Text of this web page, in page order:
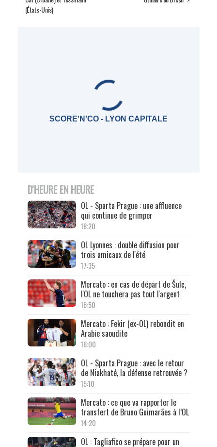
(États-Unis)
SCORE'N'CO - LYON CAPITALE
D'HEURE EN HEURE
OL - Sparta Prague : une affluence
qui continue de grimper
18:20
OL Lyonnes : double diffusion pour
trois amicaux de l'été
17:35
Mercato : en cas de départ de Šulc,
l'OL ne touchera pas tout l'argent
16:50
Mercato : Fekir (ex-OL) rebondit en
Arabie saoudite
16:00
OL - Sparta Prague : avec le retour
de Niakhaté, la défense retrouvée ?
15:10
Mercato : ce que va rapporter le
transfert de Bruno Guimarães à l’OL
14:20
OL : Tagliafico se prépare pour un